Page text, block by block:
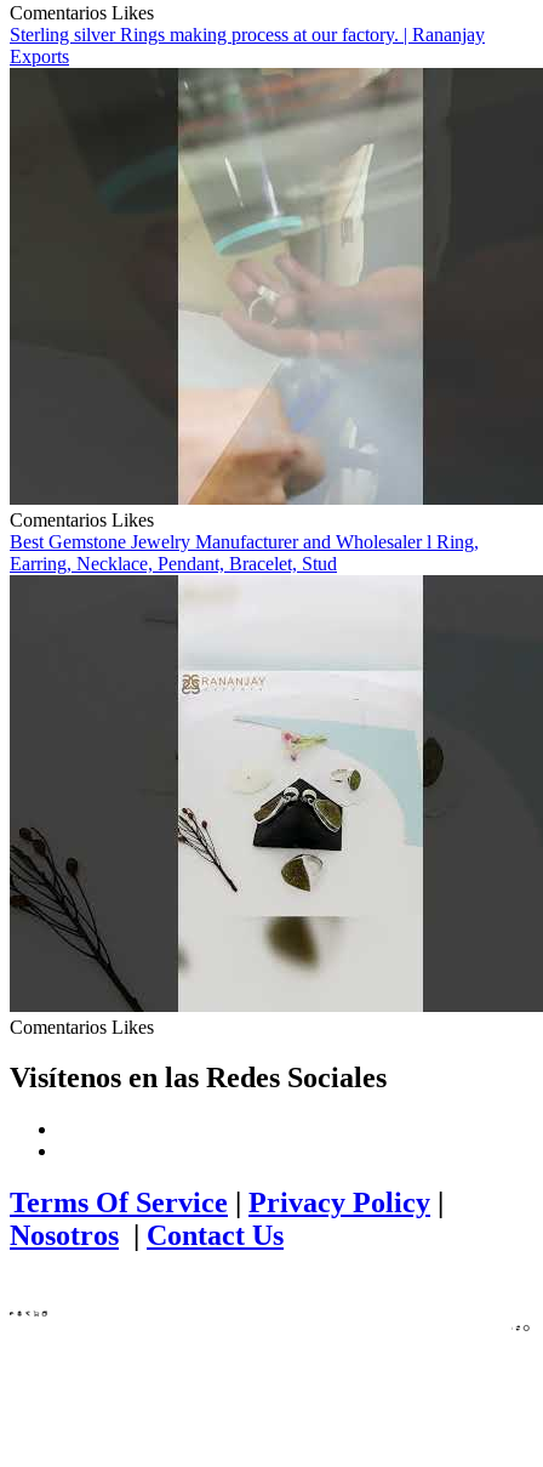
Comentarios Likes
Sterling silver Rings making process at our factory. | Rananjay
Exports
Comentarios Likes
Best Gemstone Jewelry Manufacturer and Wholesaler l Ring,
Earring, Necklace, Pendant, Bracelet, Stud
Comentarios Likes
Visítenos en las Redes Sociales
Terms Of Service Privacy Policy
Nosotros
Contact Us